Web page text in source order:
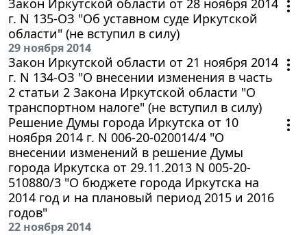
г. N 135-ОЗ "Об уставном суде Иркутской
области" (не вступил в силу)
29 ноября 2014
Закон Иркутской области от 21 ноября 2014
г. N 134-ОЗ "О внесении изменения в часть
2 статьи 2 Закона Иркутской области "О
транспортном налоге" (не вступил в силу)
Решение Думы города Иркутска от 10
ноября 2014 г. N 006-20-020014/4 "О
внесении изменений в решение Думы
города Иркутска от 29.11.2013 N 005-20-
510880/3 "О бюджете города Иркутска на
2014 год и на плановый период 2015 и 2016
годов"
22 ноября 2014